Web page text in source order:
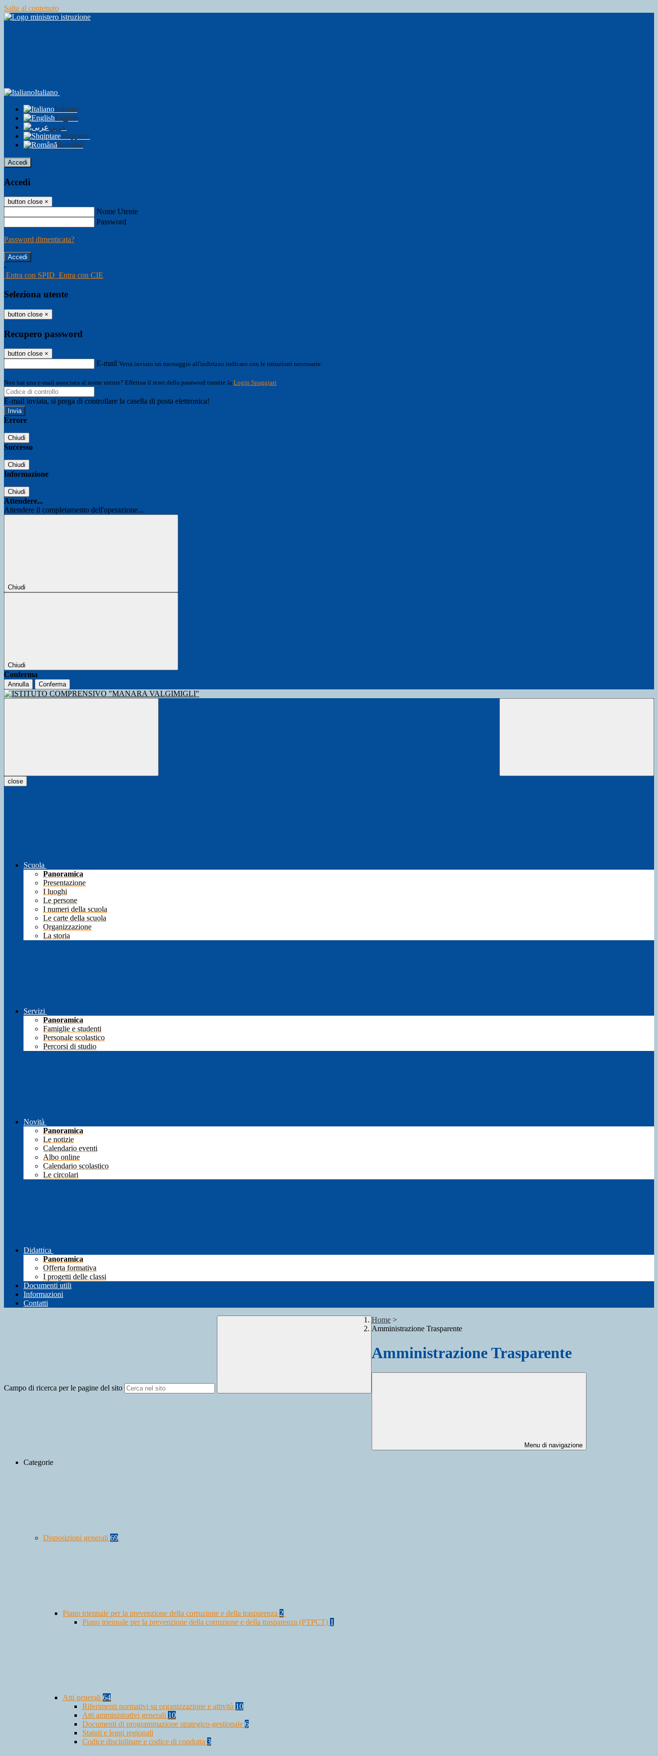
Salta al contenuto
Italiano
Italiano
English
عربى
Shqiptare
Română
Accedi
Accedi
button close ×
Nome Utente
Password
Password dimenticata?
-
Entra con SPID Entra con CIE
Seleziona utente
button close ×
Recupero password
button close ×
E-mail Verrà inviato un messaggio all'indirizzo indicato con le istruzioni necessarie.
Non hai una e-mail associata al nome utente? Effettua il reset della password tramite la Login Spaggiari
E-mail inviata, si prega di controllare la casella di posta elettronica!
Errore
Chiudi
Successo
Chiudi
Informazione
Chiudi
Attendere...
Attendere il completamento dell'operazione...
Chiudi
Chiudi
Conferma
Annulla Conferma
close
Scuola
Panoramica
Presentazione
I luoghi
Le persone
I numeri della scuola
Le carte della scuola
Organizzazione
La storia
Servizi
Panoramica
Famiglie e studenti
Personale scolastico
Percorsi di studio
Novità
Panoramica
Le notizie
Calendario eventi
Albo online
Calendario scolastico
Le circolari
Didattica
Panoramica
Offerta formativa
I progetti delle classi
Documenti utili
Informazioni
Contatti
Campo di ricerca per le pagine del sito
Home >
Amministrazione Trasparente
Amministrazione Trasparente
Menu di navigazione
Categorie
Disposizioni generali 69
Piano triennale per la prevenzione della corruzione e della trasparenza 2
Piano triennale per la prevenzione della corruzione e della trasparenza (PTPCT) 1
Atti generali 64
Riferimenti normativi su organizzazione e attività 10
Atti amministrativi generali 10
Documenti di programmazione strategico-gestionale 6
Statuti e leggi regionali
Codice disciplinare e codice di condotta 3